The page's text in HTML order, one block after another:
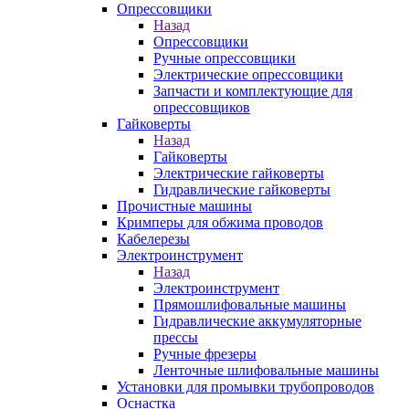
Опрессовщики
Назад
Опрессовщики
Ручные опрессовщики
Электрические опрессовщики
Запчасти и комплектующие для
опрессовщиков
Гайковерты
Назад
Гайковерты
Электрические гайковерты
Гидравлические гайковерты
Прочистные машины
Кримперы для обжима проводов
Кабелерезы
Электроинструмент
Назад
Электроинструмент
Прямошлифовальные машины
Гидравлические аккумуляторные
прессы
Ручные фрезеры
Ленточные шлифовальные машины
Установки для промывки трубопроводов
Оснастка